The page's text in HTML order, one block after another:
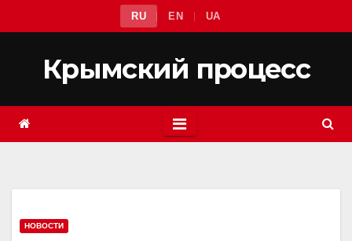
к
содержимому
RU EN UA
Крымский процесс
НОВОСТИ